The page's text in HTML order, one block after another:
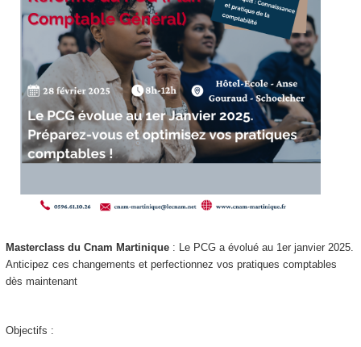
Masterclass du Cnam Martinique: Le PCG a évolué au 1er janvier 2025.
Anticipez ces changements et perfectionnez vos pratiques comptables
dès maintenant
Objectifs :